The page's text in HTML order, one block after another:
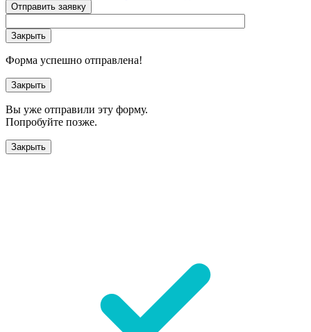
Отправить заявку
Закрыть
Форма успешно отправлена!
Закрыть
Вы уже отправили эту форму.
Попробуйте позже.
Закрыть